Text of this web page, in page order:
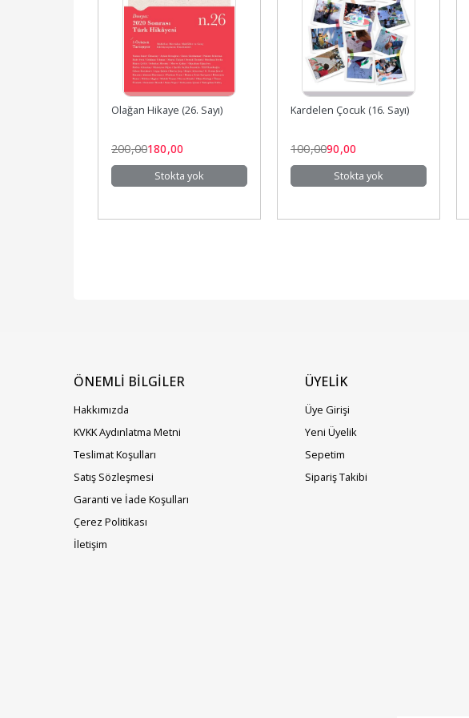
Olağan Hikaye (26. Sayı)
200,00180,00
Stokta yok
Kardelen Çocuk (16. Sayı)
100,0090,00
Stokta yok
ÖNEMLİ BİLGİLER
Hakkımızda
KVKK Aydınlatma Metni
Teslimat Koşulları
Satış Sözleşmesi
Garanti ve İade Koşulları
Çerez Politikası
İletişim
ÜYELIK
Üye Girişi
Yeni Üyelik
Sepetim
Sipariş Takibi